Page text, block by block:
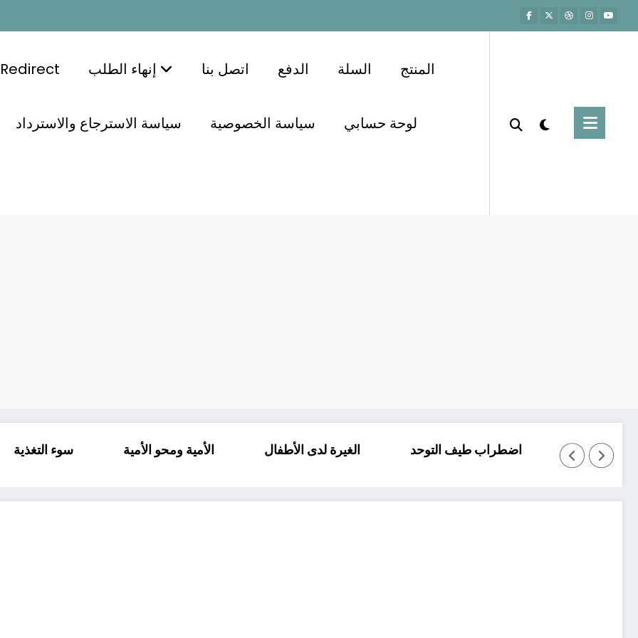
Redirect اتصل بنا الدفع السلة المنتج
سياسة الاسترجاع والاسترداد سياسة الخصوصية لوحة حسابي
الأمية ومحو الأمية الغيرة لدى الأطفال اضطراب طيف التوحد التلعثم والتأتأة عند الاطفال